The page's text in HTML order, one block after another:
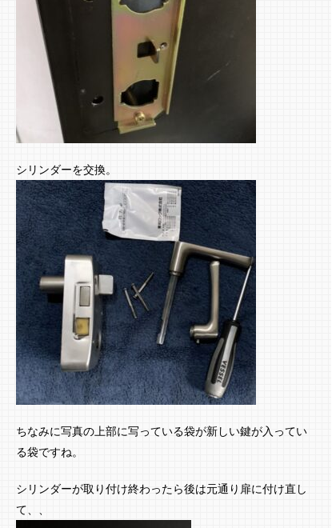
シリンダーを交換。
ちなみに写真の上部に写っている袋が新しい鍵が入ってい
る袋ですね。
シリンダーが取り付け終わったら後は元通り扉に付け直し
て、、